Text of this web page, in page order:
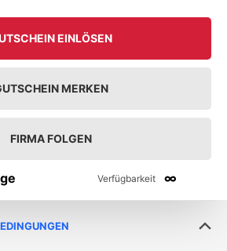
EINLÖSEN
MERKEN
FIRMA FOLGEN
Verfügbarkeit ∞